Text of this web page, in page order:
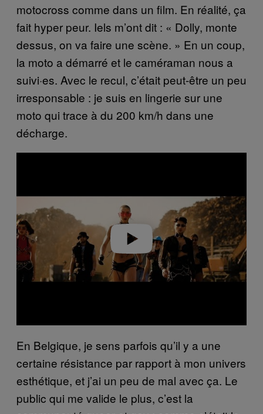
motocross comme dans un film. En réalité, ça
fait hyper peur. Iels m’ont dit : « Dolly, monte
dessus, on va faire une scène. » En un coup,
la moto a démarré et le caméraman nous a
suivi·es. Avec le recul, c’était peut-être un peu
irresponsable : je suis en lingerie sur une
moto qui trace à du 200 km/h dans une
décharge.
Play video
En Belgique, je sens parfois qu’il y a une
certaine résistance par rapport à mon univers
esthétique, et j’ai un peu de mal avec ça. Le
public qui me valide le plus, c’est la